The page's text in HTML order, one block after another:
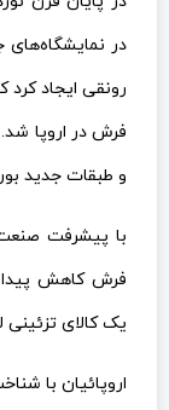
رونقی ایجاد
فرش در اروپا
و طبقات جدید
با پیشرفت
فرش کاهش پیدا
یک کالای
اروپائیان با